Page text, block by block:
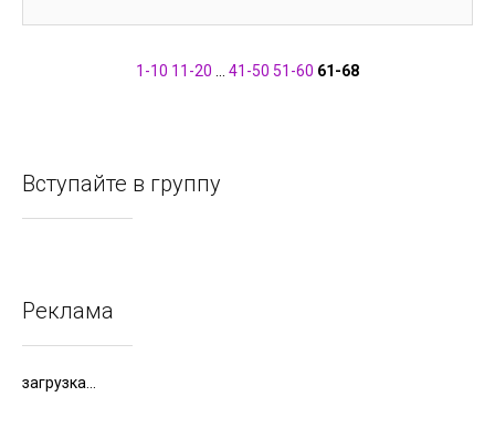
1-10 11-20 41-50 51-60 61-68
Вступайте в группу
Реклама
загрузка...